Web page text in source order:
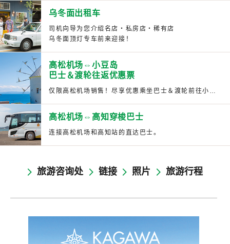
乌冬面出租车
司机向导为您介绍名店・私房店・稀有店
乌冬面顶灯专车前来迎接！
高松机场⇔小豆岛
巴士＆渡轮往返优惠票
仅限高松机场销售！尽享优惠乘坐巴士＆渡轮前往小豆岛！
高松机场⇔高知穿梭巴士
连接高松机场和高知站的直达巴士。
旅游咨询处 链接 照片 旅游行程